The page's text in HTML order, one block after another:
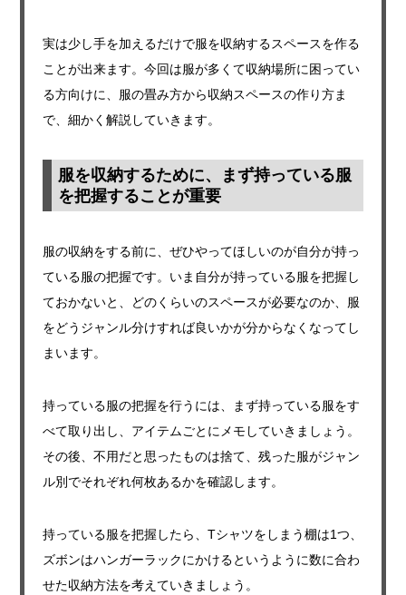
実は少し手を加えるだけで服を収納するスペースを作る
ことが出来ます。今回は服が多くて収納場所に困ってい
る方向けに、服の畳み方から収納スペースの作り方ま
で、細かく解説していきます。
服を収納するために、まず持っている服
を把握することが重要
服の収納をする前に、ぜひやってほしいのが自分が持っ
ている服の把握です。いま自分が持っている服を把握し
ておかないと、どのくらいのスペースが必要なのか、服
をどうジャンル分けすれば良いかが分からなくなってし
まいます。
持っている服の把握を行うには、まず持っている服をす
べて取り出し、アイテムごとにメモしていきましょう。
その後、不用だと思ったものは捨て、残った服がジャン
ル別でそれぞれ何枚あるかを確認します。
持っている服を把握したら、Tシャツをしまう棚は1つ、
ズボンはハンガーラックにかけるというように数に合わ
せた収納方法を考えていきましょう。